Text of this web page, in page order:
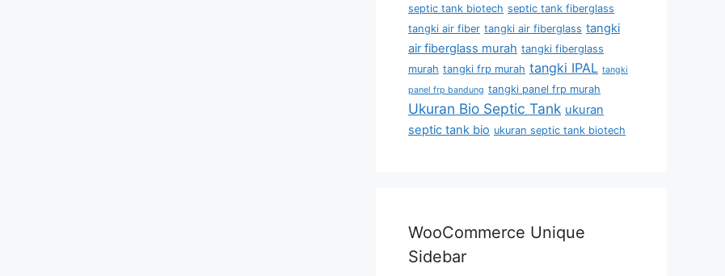
septic tank biotech septic tank fiberglass
tangki air fiber tangki air fiberglass tangki
air fiberglass murah tangki fiberglass
murah tangki frp murah tangki IPAL tangki
panel frp bandung tangki panel frp murah
Ukuran Bio Septic Tank ukuran
septic tank bio ukuran septic tank biotech
WooCommerce Unique
Sidebar